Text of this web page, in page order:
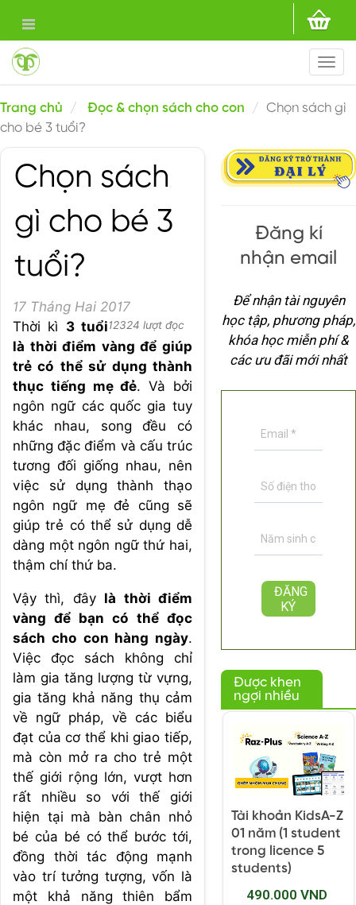
Trang chủ Đọc & chọn sách cho con
Chọn sách gì
cho bé 3 tuổi?
Chọn sách
gì cho bé 3
tuổi?
17 Tháng Hai 2017
12324 lượt đọc
Thời kì 3 tuổi
là thời điểm vàng để giúp
trẻ có thể sử dụng thành
thục tiếng mẹ đẻ. Và bởi
ngôn ngữ các quốc gia tuy
khác nhau, song đều có
những đặc điểm và cấu trúc
tương đối giống nhau, nên
việc sử dụng thành thạo
ngôn ngữ mẹ đẻ cũng sẽ
giúp trẻ có thể sử dụng dễ
dàng một ngôn ngữ thứ hai,
thậm chí thứ ba.
Vậy thì, đây là thời điểm
vàng để bạn có thể đọc
sách cho con hàng ngày.
Việc đọc sách không chỉ
làm gia tăng lượng từ vựng,
gia tăng khả năng thụ cảm
về ngữ pháp, về các biểu
đạt của cơ thể khi giao tiếp,
mà còn mở ra cho trẻ một
thế giới rộng lớn, vượt hơn
rất nhiều so với thế giới
hiện tại mà bàn chân nhỏ
bé của bé có thể bước tới,
đồng thời tác động mạnh
vào trí tưởng tượng, vốn là
một khả năng thiên bẩm
Đăng kí
nhận email
Để nhận tài nguyên
học tập, phương pháp,
khóa học miễn phí &
các ưu đãi mới nhất
Được khen
ngợi nhiều
Tài khoản KidsA-Z
01 năm (1 student
trong licence 5
students)
490.000 VND